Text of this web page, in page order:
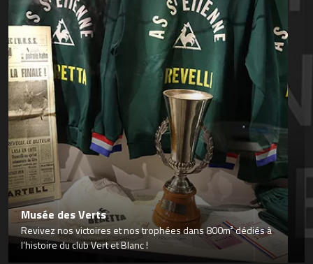
Musée des Verts
Revivez nos victoires et nos trophées dans 800m² dédiés à
l’histoire du club Vert et Blanc !